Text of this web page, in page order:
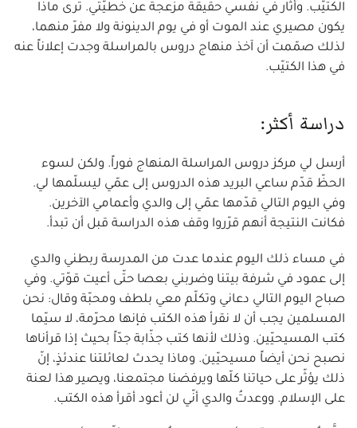
الكتيّب. وأثار في نفسي حقيقة مزعجة عن خطيّتي. ترى ماذا
يكون مصيري عند الموت أو في يوم الدينونة ولا مفرّ منهما،
لذلك صمّمت أن آخذ منهاج دروس بالمراسلة وجدت إعلاناً عنه
في هذا الكتيّب.
دراسة أكثر:
أرسل لي مركز دروس المراسلة المنهاج فوراً. ولكن لسوء
الحظّ قدّم ساعي البريد هذه الدروس إلى عمّي ليسلّمها لي.
وفي اليوم التالي قدّمها عمّي إلى والدي وأعمامي الآخرين.
فكانت النتيجة أنهم قرّروا وقف هذه الدراسة قبل أن تبدأ.
في مساء ذلك اليوم عندما عدت من المدرسة ربطني والدي
إلى عمود في شرفة بيتنا وضربني بعصا حتّى أعيت قوّتي. وفي
صباح اليوم التالي دعاني وتكلّم معي بلطف ومحبّة وقال: نحن
المسلمين يجب أن لا نقرأ هذه الكتب فإنها محرّمة، لا سيّما
كتب المسيحيّين. وذلك لأنها كتب جذّابة جدّاً بحيث إذا قرأناها
نصبح نحن أيضاً مسيحيّين. وماذا يحدث لعائلتنا عندئذٍ، إنّ
ذلك يؤثّر على حياتنا كلّها ويرفضنا مجتمعنا، ويصير هذا لعنة
على الإسلام. ووعدتُ والدي أنّي لن أعود أقرأ هذه الكتب.